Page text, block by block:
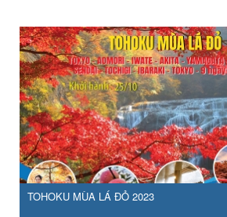
TOHOKU MÙA LÁ ĐỎ 2023